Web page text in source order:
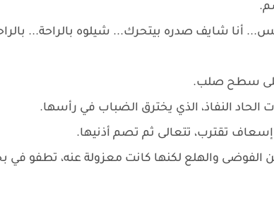
أنا شايف صدره بيتحرك... شيلوه بالراحة...
سطح صلب.
النفاذ، الذي يخترق الضباب في رأسها.
تقترب، تتعالى ثم تصم أذنيها.
والهلع لكنها كانت معزولة عنه، تطفو في